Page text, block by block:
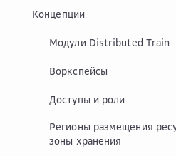
Концепции
Модули Distributed Train
Воркспейсы
Доступы и роли
Регионы размещения
зоны хранения